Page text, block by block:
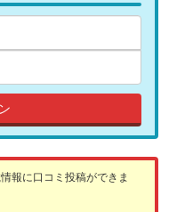
報に口コミ投稿ができま